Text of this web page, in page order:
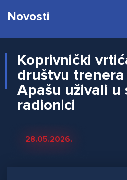
Novosti
Koprivnički
društvu
Apašu uživali u
radionici
28.05.2026.